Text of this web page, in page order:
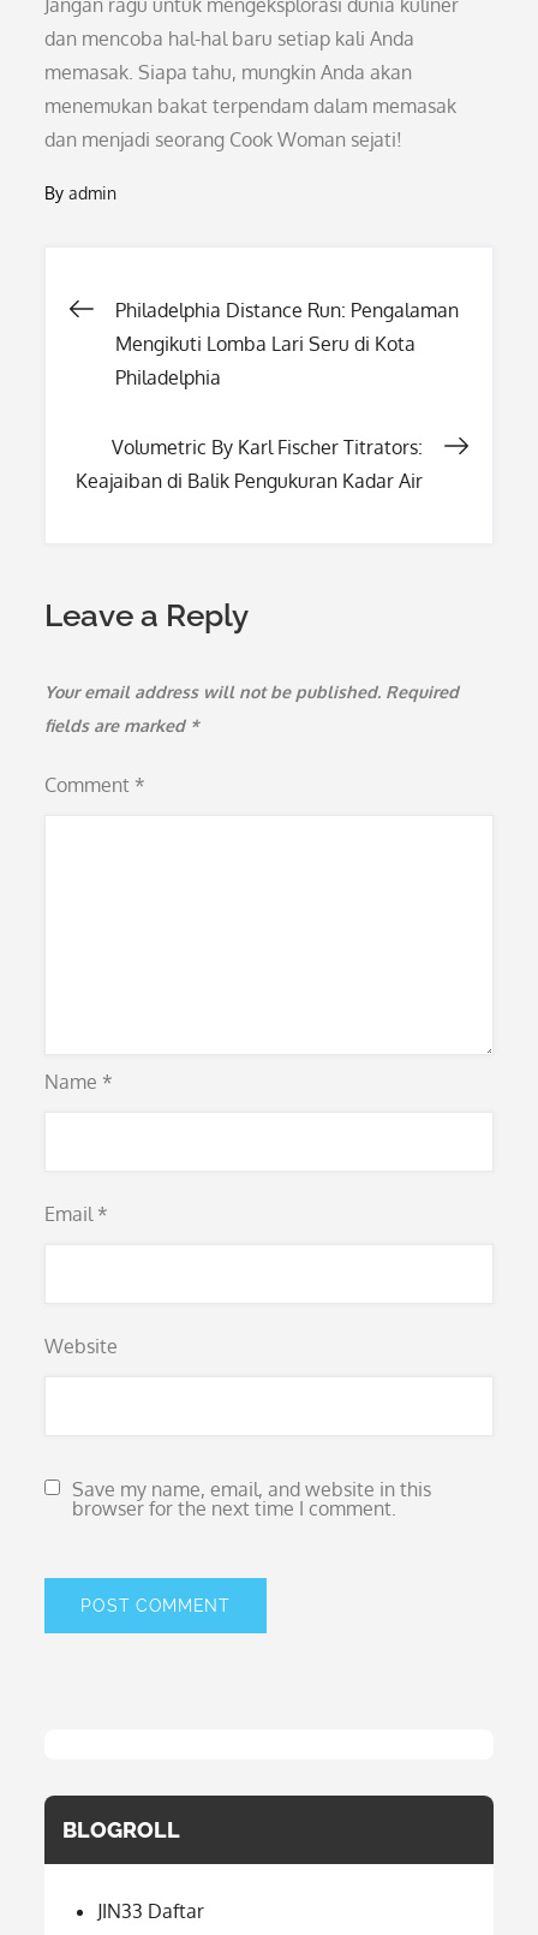
Jangan ragu untuk mengeksplorasi dunia kuliner
dan mencoba hal-hal baru setiap kali Anda
memasak. Siapa tahu, mungkin Anda akan
menemukan bakat terpendam dalam memasak
dan menjadi seorang Cook Woman sejati!
Byadmin
Post
navigation
Philadelphia Distance Run: Pengalaman
Mengikuti Lomba Lari Seru di Kota
Philadelphia
Volumetric By Karl Fischer Titrators:
Keajaiban di Balik Pengukuran Kadar Air
Leave a Reply
Your email address will not be published. Required
fields are marked *
Comment *
Name *
Email *
Website
Save my name, email, and website in this
browser for the next time I comment.
BLOGROLL
JIN33 Daftar